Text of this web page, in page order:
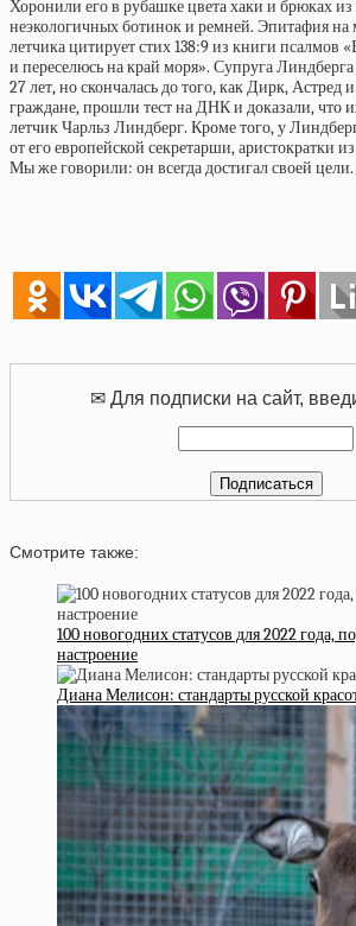
Хоронили его в рубашке цвета хаки и брюках
неэкологичных ботинок и ремней. Эпитафия на
летчика цитирует стих 138:9 из книги псалмов
и переселюсь на край моря». Супруга
27 лет, но скончалась до того, как Дирк, Астред
граждане, прошли тест на ДНК и доказали, что
летчик Чарльз Линдберг. Кроме того, у
от его европейской секретарши, аристократки
Мы же говорили: он всегда достигал своей цели.
✉ Для подписки на сайт,
Смотрите также:
100 новогодних статусов для 2022 года,
настроение
Диана Мелисон: стандарты русской